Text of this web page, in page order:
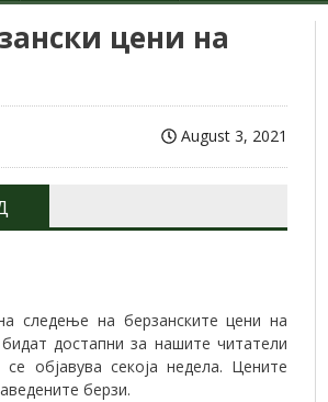
цени на
August 3, 2021
следење на берзанските цени на
достапни за нашите читатели
објавува секоја недела. Цените
берзи.